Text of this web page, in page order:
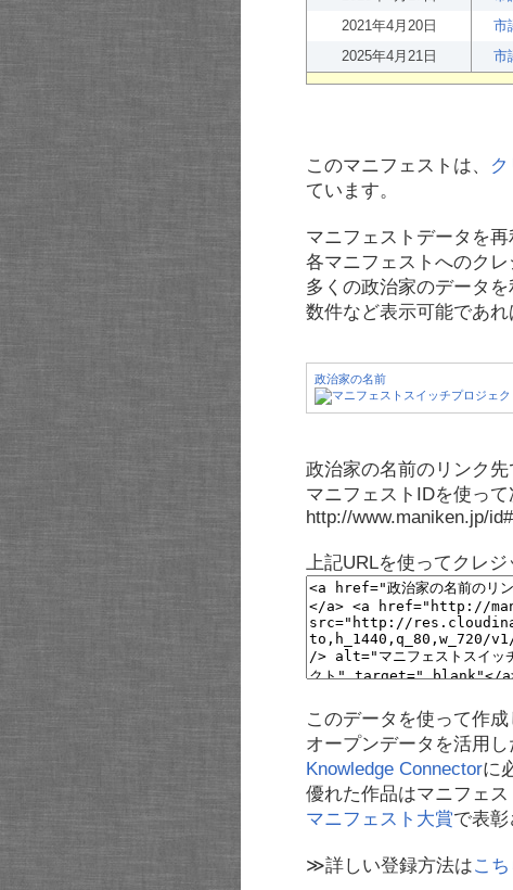
2021年4月20日
市
2025年4月21日
市
このマニフェストは、
ています。
マニフェストデータを
各マニフェストへのクレ
多くの政治家のデータ
数件など表示可能であ
政治家の名前
政治家の名前のリンク先
マニフェストIDを使って
http://www.maniken.jp/
上記URLを使ってクレジ
このデータを使って作
オープンデータを活用し
Knowledge Connectorに
優れた作品はマニフェ
マニフェスト大賞で表彰
≫詳しい登録方法はこち